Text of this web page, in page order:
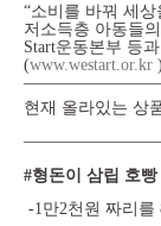
“소비를 바꿔 세
저소득층 아동들
Start운동본부 등
(www.westart.or.kr )
현재 올라있는 상
#형돈이 삼립 호
-1만2천원 짜리를